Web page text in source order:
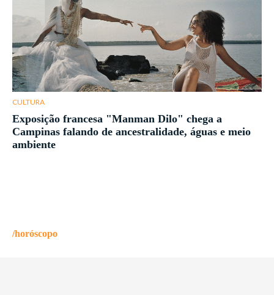
CULTURA
Exposição francesa "Manman Dilo" chega a
Campinas falando de ancestralidade, águas e meio
ambiente
/horóscopo